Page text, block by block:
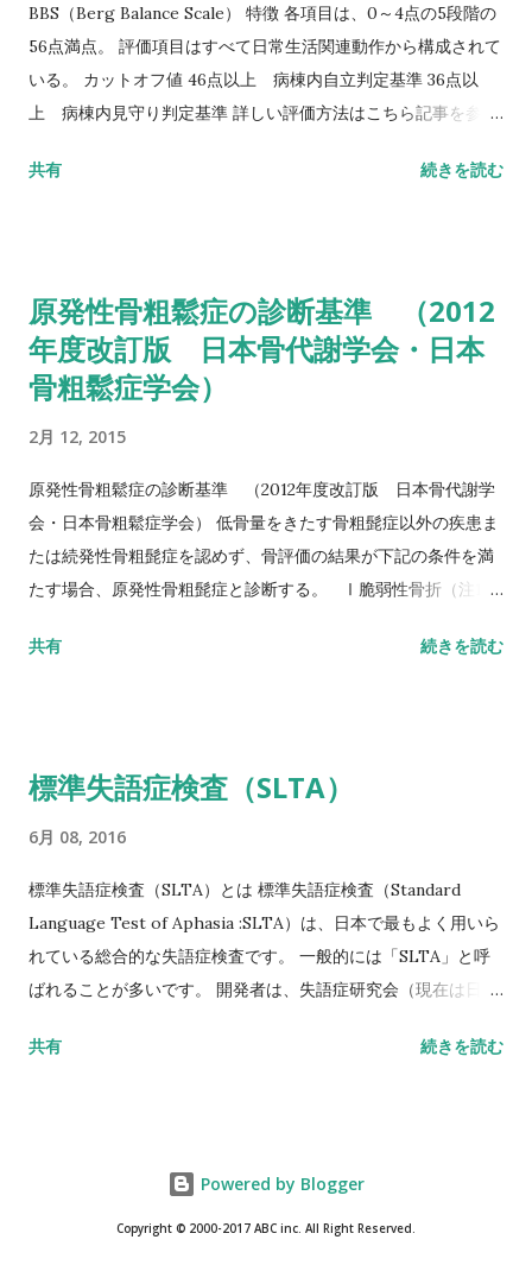
BBS（Berg Balance Scale） 特徴 各項目は、0～4点の5段階の
56点満点。 評価項目はすべて日常生活関連動作から構成されて
いる。 カットオフ値 46点以上 病棟内自立判定基準 36点以
上 病棟内見守り判定基準 詳しい評価方法はこちら記事を参照
TUG（Timed Up to Go）テスト 方法 肘掛つきの椅子から立
詳しい評価方法はこちら記事を参照して下さい↓ タイムアップ
アンドゴーテスト TUG:Timed Up & Go Test 10m歩行テスト
方法 助走路（各3m）を含めた約16m（直線歩行路）を歩行し、
測する。 カットオフ 24.6秒：屋内歩行 11.6秒：屋外歩行 詳し
い評価方法はこちら記事を参照して下さい↓ 10メートル歩行テ
スト(10MWT)
共有 続きを読む
原発性骨粗鬆症の診断基準 （2012
年度改訂版 日本骨代謝学会・日本
骨粗鬆症学会）
2月 12, 2015
原発性骨粗鬆症の診断基準 （2012年度改訂版 日本骨代謝学
会・日本骨粗鬆症学会） 低骨量をきたす骨粗髭症以外の疾患ま
たは続発性骨粗髭症を認めず、骨評価の結果が下記の条件を満
たす場合、原発性骨粗髭症と診断する。 Ⅰ脆弱性骨折（注1）
の脆弱性骨折（注3）があり、骨密度（注4）がYAMの80％未満
性骨折、軽微な外力とは、立った姿勢からの転倒か、それ以下
を確認することが望ましい。 注3 そのほかの脆弱性骨折：軽微
な外力によって発生した非外傷性骨折で、骨折部位は肋骨、骨
盤（恥骨、坐骨、仙骨を含む）上腕骨近位部、焼骨遠位端、下
腿骨。 注4 骨密度は原則として腰椎または大腿骨近位部骨密度
SD値を採用することとする。 腰椎においてはL1～L4またはL2
totalhip（totalproximalfemur）を用いる。 これらの測定が困
難な場合は擁骨、第二中手骨の骨密度とするが、この場合は％
共有 続きを読む
標準失語症検査（SLTA）
6月 08, 2016
標準失語症検査（SLTA）とは 標準失語症検査（Standard
Language Test of Aphasia :SLTA）は、日本で最もよく用いら
れている総合的な失語症検査です。 一般的には「SLTA」と呼
ばれることが多いです。 開発者は、失語症研究会（現在は日本
れ、最終試案は失語症者200人・非失語症者150人のデータをも
的としています。 構成 「聴く」、「話す」、「読む」、「書
く」、「計算」の5側面、計26項目の下位検査で構成されてい
共有 続きを読む
Powered by Blogger
Copyright © 2000-2017 ABC inc. All Right Reserved.